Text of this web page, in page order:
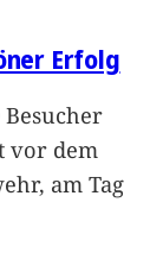
Erfolg
vor dem
am Tag